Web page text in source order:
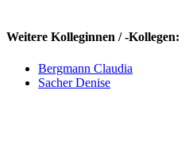
Weitere Kolleginnen / -Kollegen:
Bergmann Claudia
Sacher Denise